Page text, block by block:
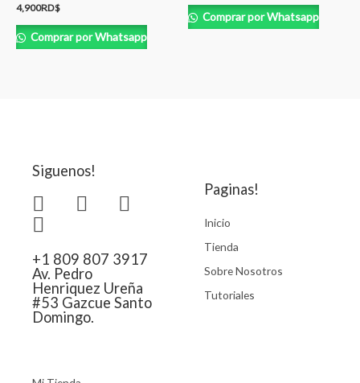
4,900RD$
Comprar por Whatsapp
Comprar por Whatsapp
Siguenos!
+1 809 807 3917
Av. Pedro
Henriquez Ureña
#53 Gazcue Santo
Domingo.
Paginas!
Inicio
Tienda
Sobre Nosotros
Tutoriales